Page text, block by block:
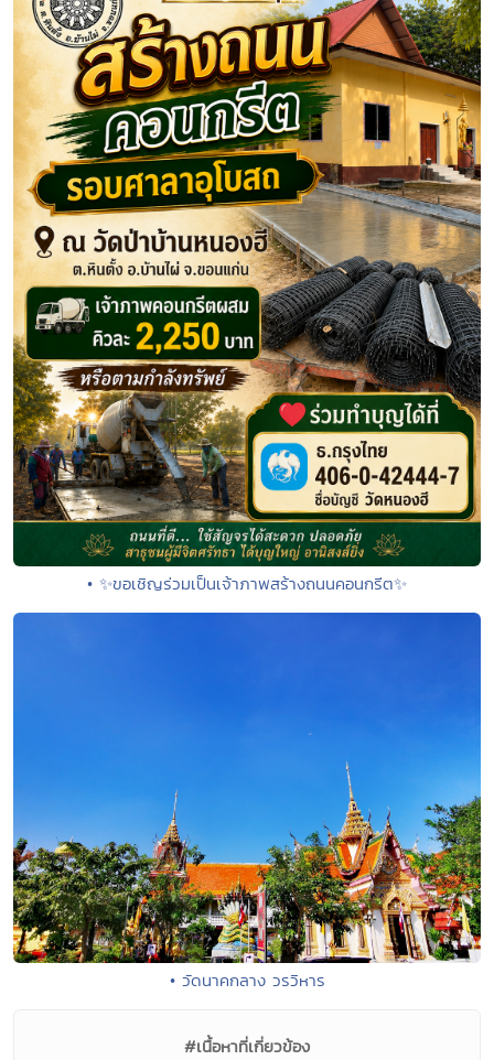
• ✨ขอเชิญร่วมเป็นเจ้าภาพสร้างถนนคอนกรีต✨
• วัดนาคกลาง วรวิหาร
#เนื้อหาที่เกี่ยวข้อง